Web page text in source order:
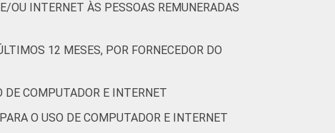
OU INTERNET ÀS PESSOAS REMUNERADAS
12 MESES, POR FORNECEDOR DO
DE COMPUTADOR E INTERNET
O USO DE COMPUTADOR E INTERNET